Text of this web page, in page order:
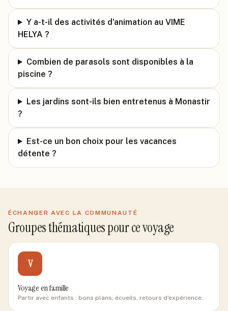
Y a-t-il des activités d'animation au VIME
HELYA ?
Combien de parasols sont disponibles à la
piscine ?
Les jardins sont-ils bien entretenus à Monastir
?
Est-ce un bon choix pour les vacances
détente ?
ÉCHANGER AVEC LA COMMUNAUTÉ
Groupes thématiques pour ce voyage
V
Voyage en famille
Partir avec enfants : bons plans, écueils, retours d'expérience.